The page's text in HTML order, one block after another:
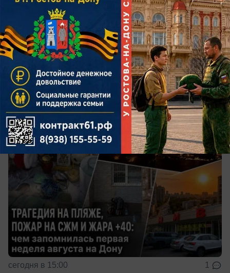
Происшествия
Трагедия на пляже, массовый пожар в
Ростове и жара +40: главные новости
прошедшей недели
«Блокнот Ростов» собрал главные события
недели
сегодня в 15:00 1